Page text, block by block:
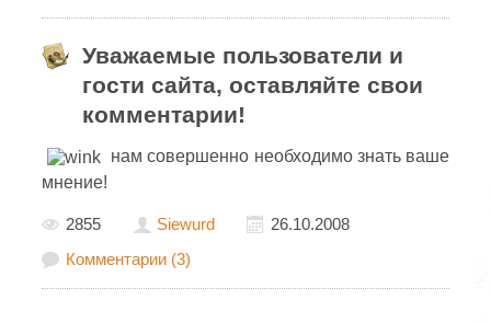
Уважаемые пользователи и
гости сайта, оставляйте свои
комментарии!
нам совершенно необходимо знать ваше
мнение!
2855 Siewurd
26.10.2008
Комментарии (3)